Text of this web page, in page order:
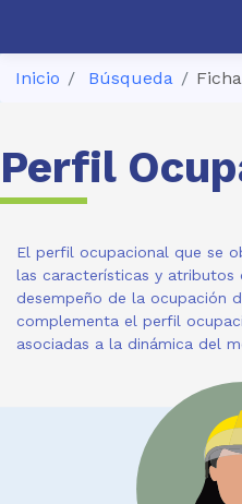
Inicio Búsqueda
Perfil
El perfil ocupacional que se
las características y atributos
desempeño de la ocupación
complementa el perfil
asociadas a la dinámica del